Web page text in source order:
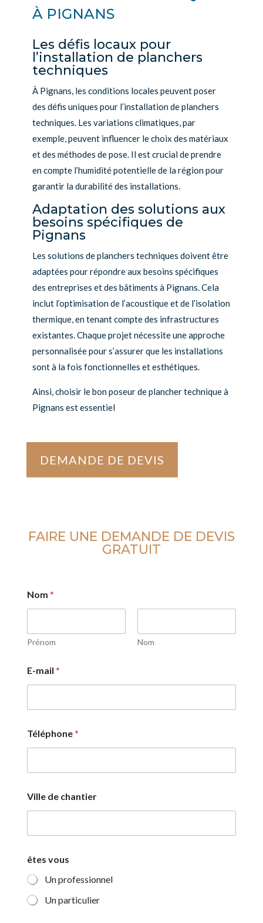
À PIGNANS
Les défis locaux pour
l’installation de planchers
techniques
À Pignans, les conditions locales peuvent poser
des défis uniques pour l’installation de planchers
techniques. Les variations climatiques, par
exemple, peuvent influencer le choix des matériaux
et des méthodes de pose. Il est crucial de prendre
en compte l’humidité potentielle de la région pour
garantir la durabilité des installations.
Adaptation des solutions aux
besoins spécifiques de
Pignans
Les solutions de planchers techniques doivent être
adaptées pour répondre aux besoins spécifiques
des entreprises et des bâtiments à Pignans. Cela
inclut l’optimisation de l’acoustique et de l’isolation
thermique, en tenant compte des infrastructures
existantes. Chaque projet nécessite une approche
personnalisée pour s’assurer que les installations
sont à la fois fonctionnelles et esthétiques.
Ainsi, choisir le bon poseur de plancher technique à
Pignans est essentiel
DEMANDE DE DEVIS
FAIRE UNE DEMANDE DE DEVIS
GRATUIT
Nom *
Prénom Nom
E-mail *
Téléphone*
Ville de chantier
êtes vous
Un professionnel
Un particulier